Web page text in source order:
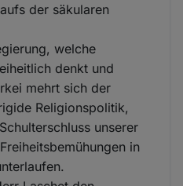
der säkularen
welche
denkt und
mehrt sich der
Religionspolitik,
unserer
in